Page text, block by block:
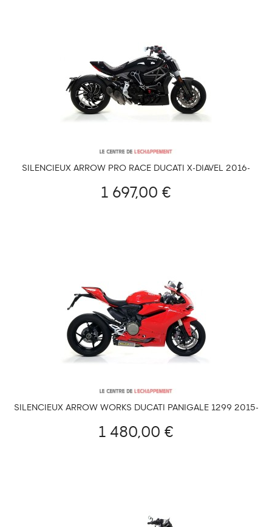
SILENCIEUX ARROW PRO RACE DUCATI X-DIAVEL 2016-
1 697,00 €
SILENCIEUX ARROW WORKS DUCATI PANIGALE 1299 2015-
1 480,00 €